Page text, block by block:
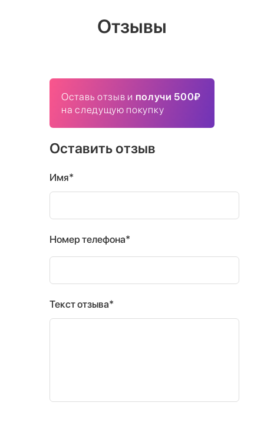
Отзывы
Оставь отзыв и получи 500₽
на следущую покупку
Оставить отзыв
Имя*
Номер телефона*
Текст отзыва*